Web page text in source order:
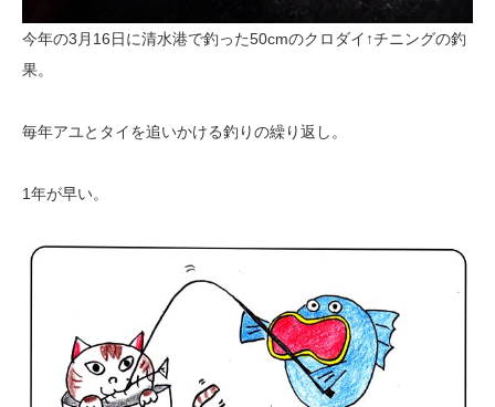
今年の3月16日に清水港で釣った50cmのクロダイ↑チニングの釣
果。
毎年アユとタイを追いかける釣りの繰り返し。
1年が早い。